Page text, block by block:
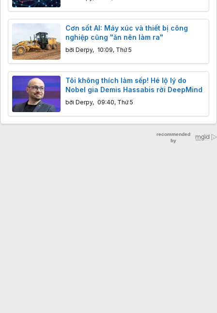
Cơn sốt AI: Máy xúc và thiết bị công
nghiệp cũng "ăn nên làm ra"
bởi Derpy, 10:09, Thứ 5
Tôi không thích làm sếp! Hé lộ lý do
Nobel gia Demis Hassabis rời DeepMind
bởi Derpy, 09:40, Thứ 5